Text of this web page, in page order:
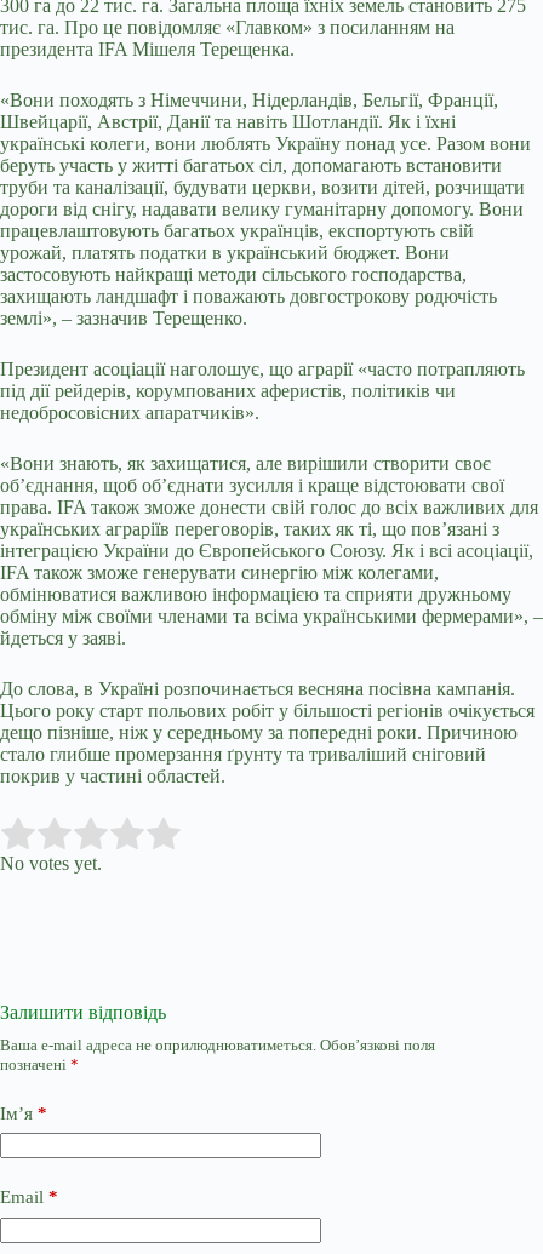
300 га до 22 тис. га. Загальна площа їхніх земель становить 275
тис. га. Про це повідомляє «Главком» з посиланням на
президента IFA Мішеля Терещенка.
«Вони походять з Німеччини, Нідерландів, Бельгії, Франції,
Швейцарії, Австрії, Данії та навіть Шотландії. Як і їхні
українські колеги, вони люблять Україну понад усе. Разом вони
беруть участь у житті багатьох сіл, допомагають встановити
труби та каналізації, будувати церкви, возити дітей, розчищати
дороги від снігу, надавати велику гуманітарну допомогу. Вони
працевлаштовують багатьох українців, експортують свій
урожай, платять податки в український бюджет. Вони
застосовують найкращі методи сільського господарства,
захищають ландшафт і поважають довгострокову родючість
землі», – зазначив Терещенко.
Президент асоціації наголошує, що аграрії «часто потрапляють
під дії рейдерів, корумпованих аферистів, політиків чи
недобросовісних апаратчиків».
«Вони знають, як захищатися, але вирішили створити своє
об’єднання, щоб об’єднати зусилля і краще відстоювати свої
права. IFA також зможе донести свій голос до всіх важливих для
українських аграріїв переговорів, таких як ті, що пов’язані з
інтеграцією України до Європейського Союзу. Як і всі асоціації,
IFA також зможе генерувати синергію між колегами,
обмінюватися важливою інформацією та сприяти дружньому
обміну між своїми членами та всіма українськими фермерами», –
йдеться у заяві.
До слова, в Україні розпочинається весняна посівна кампанія.
Цього року старт польових робіт у більшості регіонів очікується
дещо пізніше, ніж у середньому за попередні роки. Причиною
стало глибше промерзання ґрунту та триваліший сніговий
покрив у частині областей.
Rate this item:
No votes yet.
Залишити відповідь
Ваша e-mail адреса не оприлюднюватиметься. Обов’язкові поля
позначені *
Ім’я *
Email *